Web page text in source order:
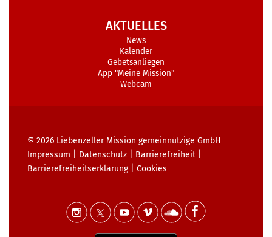
AKTUELLES
News
Kalender
Gebetsanliegen
App "Meine Mission"
Webcam
© 2026 Liebenzeller Mission gemeinnützige GmbH
Impressum
Datenschutz Barrierefreiheit
Barrierefreiheits­erklärung| Cookies